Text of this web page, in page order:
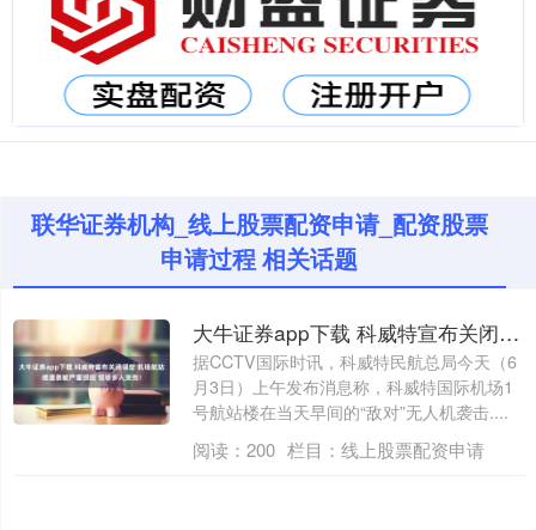
联华证券机构_线上股票配资申请_配资股票
申请过程 相关话题
大牛证券app下载 科威特宣布关闭领空 机场航站楼遭袭被严重损毁 现场多人受伤！
据CCTV国际时讯，科威特民航总局今天（6
月3日）上午发布消息称，科威特国际机场1
号航站楼在当天早间的“敌对”无人机袭击....
阅读： 200 栏目： 线上股票配资申请